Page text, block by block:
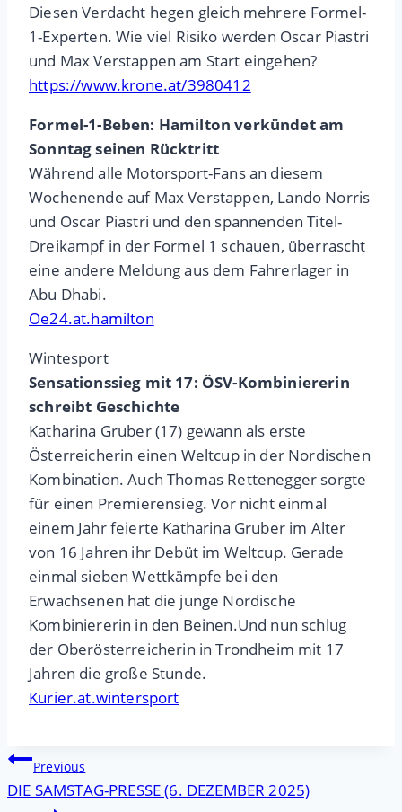
Diesen Verdacht hegen gleich mehrere Formel-
1-Experten. Wie viel Risiko werden Oscar Piastri
und Max Verstappen am Start eingehen?
https://www.krone.at/3980412
Formel-1-Beben: Hamilton verkündet am
Sonntag seinen Rücktritt
Während alle Motorsport-Fans an diesem
Wochenende auf Max Verstappen, Lando Norris
und Oscar Piastri und den spannenden Titel-
Dreikampf in der Formel 1 schauen, überrascht
eine andere Meldung aus dem Fahrerlager in
Abu Dhabi.
Oe24.at.hamilton
Wintesport
Sensationssieg mit 17: ÖSV-Kombiniererin
schreibt Geschichte
Katharina Gruber (17) gewann als erste
Österreicherin einen Weltcup in der Nordischen
Kombination. Auch Thomas Rettenegger sorgte
für einen Premierensieg. Vor nicht einmal
einem Jahr feierte Katharina Gruber im Alter
von 16 Jahren ihr Debüt im Weltcup. Gerade
einmal sieben Wettkämpfe bei den
Erwachsenen hat die junge Nordische
Kombiniererin in den Beinen.Und nun schlug
der Oberösterreicherin in Trondheim mit 17
Jahren die große Stunde.
Kurier.at.wintersport
Beitragsnavigation
Previous
DIE SAMSTAG-PRESSE (6. DEZEMBER 2025)